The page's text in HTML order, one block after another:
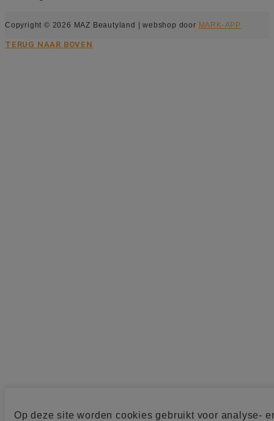
Op deze site worden cookies gebruikt voor analyse-
Copyright © 2026 MAZ Beautyland | webshop door MARK-APP
TERUG NAAR BOVEN